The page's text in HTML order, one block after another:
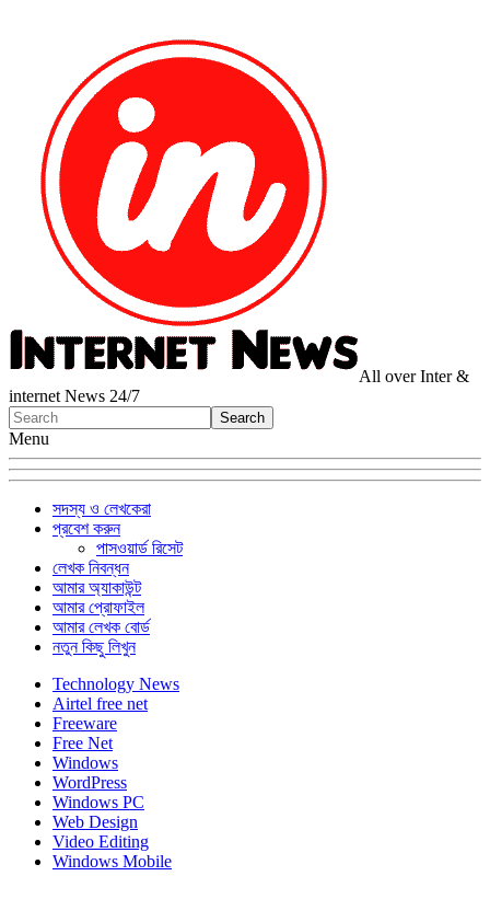
All over Inter &
internet News 24/7
Menu
সদস্য ও লেখকেরা
প্রবেশ করুন
পাসওয়ার্ড রিসেট
লেখক নিবন্ধন
আমার অ্যাকাউন্ট
আমার প্রোফাইল
আমার লেখক বোর্ড
নতুন কিছু লিখুন
Technology News
Airtel free net
Freeware
Free Net
Windows
WordPress
Windows PC
Web Design
Video Editing
Windows Mobile